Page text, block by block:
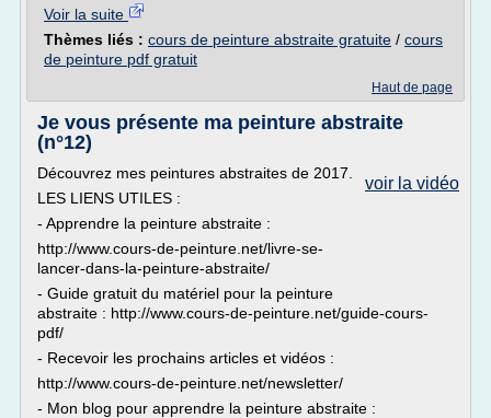
Voir la suite
Thèmes liés : cours de peinture abstraite gratuite / cours
de peinture pdf gratuit
Haut de page
Je vous présente ma peinture abstraite
(n°12)
voir la vidéo
Découvrez mes peintures abstraites de 2017.
LES LIENS UTILES :
- Apprendre la peinture abstraite :
http://www.cours-de-peinture.net/livre-se-
lancer-dans-la-peinture-abstraite/
- Guide gratuit du matériel pour la peinture
abstraite : http://www.cours-de-peinture.net/guide-cours-
pdf/
- Recevoir les prochains articles et vidéos :
http://www.cours-de-peinture.net/newsletter/
- Mon blog pour apprendre la peinture abstraite :